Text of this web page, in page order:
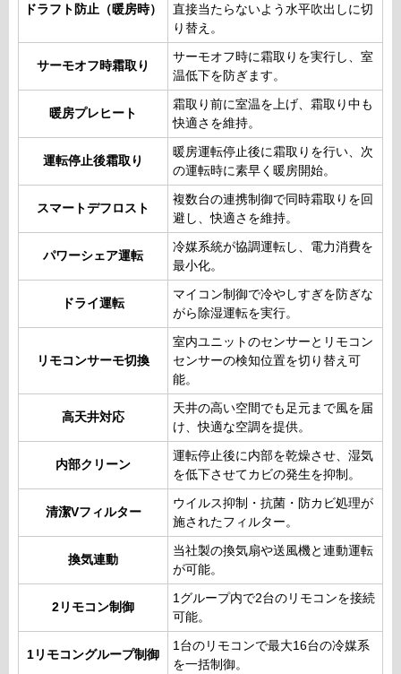
ドラフト防止（暖房時）
直接当たらないよう水平吹出しに切
り替え。
サーモオフ時霜取り
サーモオフ時に霜取りを実行し、室
温低下を防ぎます。
暖房プレヒート
霜取り前に室温を上げ、霜取り中も
快適さを維持。
運転停止後霜取り
暖房運転停止後に霜取りを行い、次
の運転時に素早く暖房開始。
スマートデフロスト
複数台の連携制御で同時霜取りを回
避し、快適さを維持。
パワーシェア運転
冷媒系統が協調運転し、電力消費を
最小化。
ドライ運転
マイコン制御で冷やしすぎを防ぎな
がら除湿運転を実行。
リモコンサーモ切換
室内ユニットのセンサーとリモコン
センサーの検知位置を切り替え可
能。
高天井対応
天井の高い空間でも足元まで風を届
け、快適な空調を提供。
内部クリーン
運転停止後に内部を乾燥させ、湿気
を低下させてカビの発生を抑制。
清潔Vフィルター
ウイルス抑制・抗菌・防カビ処理が
施されたフィルター。
換気連動
当社製の換気扇や送風機と連動運転
が可能。
2リモコン制御
1グループ内で2台のリモコンを接続
可能。
1リモコングループ制御
1台のリモコンで最大16台の冷媒系
を一括制御。